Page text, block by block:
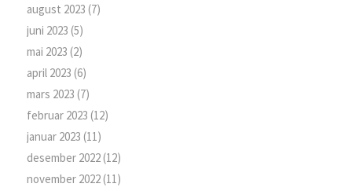
august 2023 (7)
juni 2023 (5)
mai 2023 (2)
april 2023 (6)
mars 2023 (7)
februar 2023 (12)
januar 2023 (11)
desember 2022(12)
november 2022(11)